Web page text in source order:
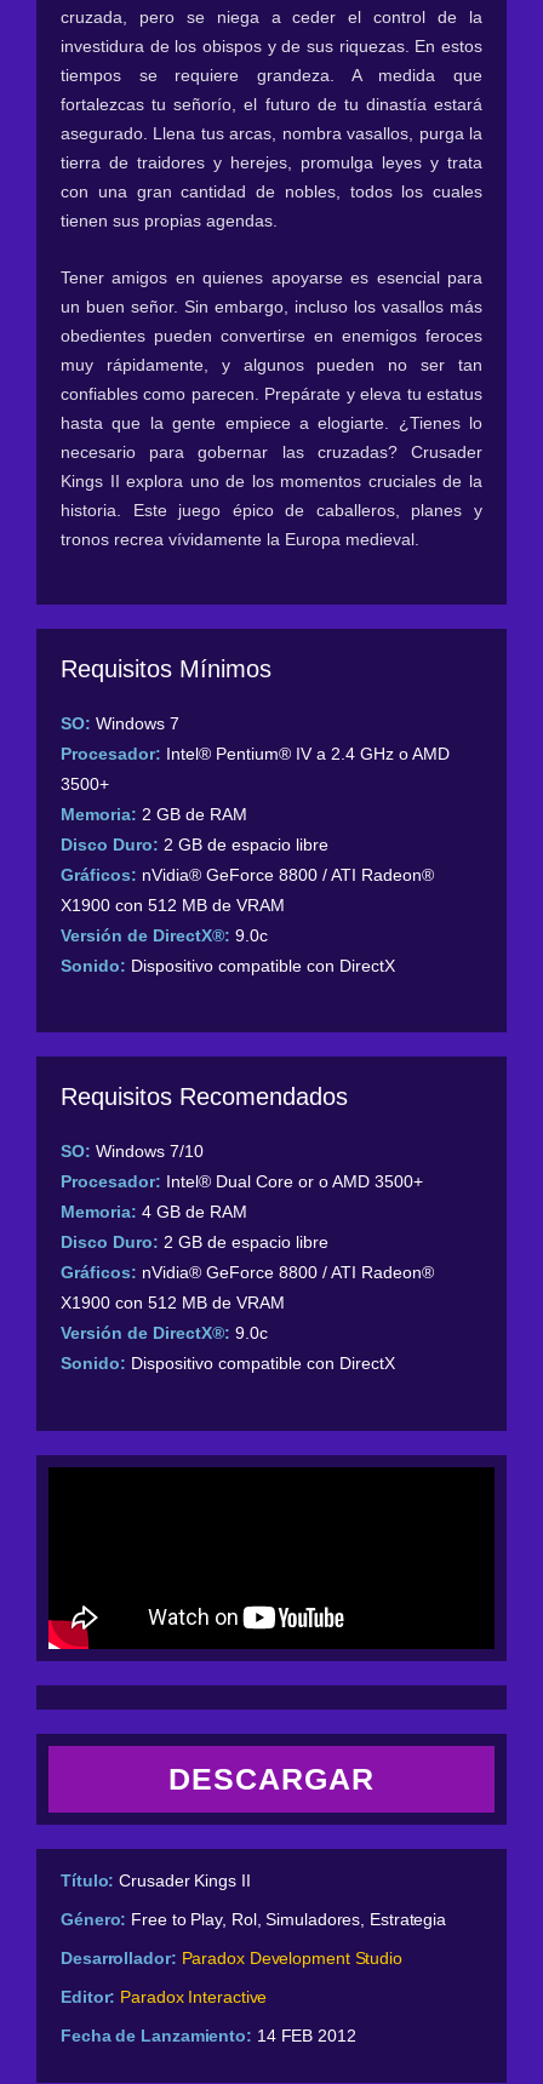
cruzada, pero se niega a ceder el control de la
investidura de los obispos y de sus riquezas. En estos
tiempos se requiere grandeza. A medida que
fortalezcas tu señorío, el futuro de tu dinastía estará
asegurado. Llena tus arcas, nombra vasallos, purga la
tierra de traidores y herejes, promulga leyes y trata
con una gran cantidad de nobles, todos los cuales
tienen sus propias agendas.
Tener amigos en quienes apoyarse es esencial para
un buen señor. Sin embargo, incluso los vasallos más
obedientes pueden convertirse en enemigos feroces
muy rápidamente, y algunos pueden no ser tan
confiables como parecen. Prepárate y eleva tu estatus
hasta que la gente empiece a elogiarte. ¿Tienes lo
necesario para gobernar las cruzadas? Crusader
Kings II explora uno de los momentos cruciales de la
historia. Este juego épico de caballeros, planes y
tronos recrea vívidamente la Europa medieval.
Requisitos Mínimos
SO: Windows 7
Procesador: Intel® Pentium® IV a 2.4 GHz o AMD
3500+
Memoria: 2 GB de RAM
Disco Duro: 2 GB de espacio libre
Gráficos: nVidia® GeForce 8800 / ATI Radeon®
X1900 con 512 MB de VRAM
Versión de DirectX®: 9.0c
Sonido: Dispositivo compatible con DirectX
Requisitos Recomendados
SO: Windows 7/10
Procesador: Intel® Dual Core or o AMD 3500+
Memoria: 4 GB de RAM
Disco Duro: 2 GB de espacio libre
Gráficos: nVidia® GeForce 8800 / ATI Radeon®
X1900 con 512 MB de VRAM
Versión de DirectX®: 9.0c
Sonido: Dispositivo compatible con DirectX
DESCARGAR
Título: Crusader Kings II
Género: Free to Play, Rol, Simuladores, Estrategia
Desarrollador: Paradox Development Studio
Editor: Paradox Interactive
Fecha de Lanzamiento: 14 FEB 2012